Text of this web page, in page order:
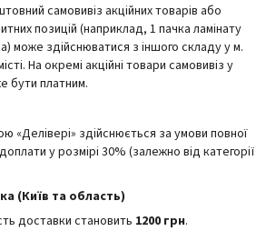
самовивіз акційних товарів або
позицій (наприклад, 1 пачка ламінату
може здійснюватися з іншого складу у м.
На окремі акційні товари самовивіз у
бути платним.
«Делівері» здійснюється за умови повної
у розмірі 30% (залежно від категорії
(Київ та область)
доставки становить 1200 грн.